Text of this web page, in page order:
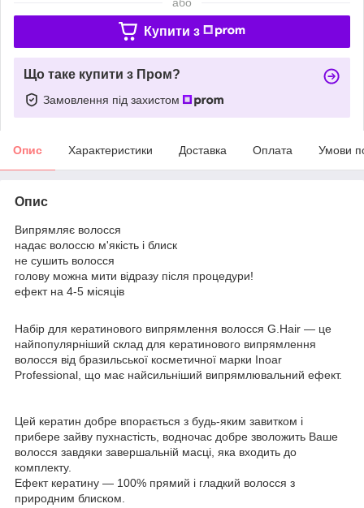
Купити з
Що таке купити з Пром?
Замовлення під захистом
Опис Характеристики Доставка Оплата Умови
Опис
Випрямляє волосся
надає волоссю м'якість і блиск
не сушить волосся
голову можна мити відразу після процедури!
ефект на 4-5 місяців
Набір для кератинового випрямлення волосся G.Hair — це
найпопулярніший склад для кератинового випрямлення
волосся від бразильської косметичної марки Inoar
Professional, що має найсильніший випрямлювальний ефект.
Цей кератин добре впорається з будь-яким завитком і
прибере зайву пухнастість, водночас добре зволожить Ваше
волосся завдяки завершальній масці, яка входить до
комплекту.
Ефект кератину — 100% прямий і гладкий волосся з
природним блиском.